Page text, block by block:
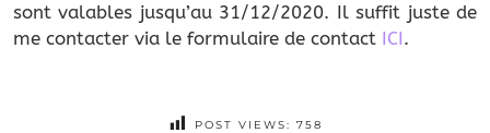
sont valables jusqu’au 31/12/2020. Il suffit juste de
me contacter via le formulaire de contact ICI.
POST VIEWS: 758